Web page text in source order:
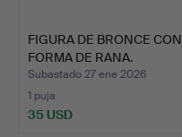
FIGURA DE BRONCE CON
FORMA DE RANA.
Subastado 27 ene 2026
1 puja
35 USD